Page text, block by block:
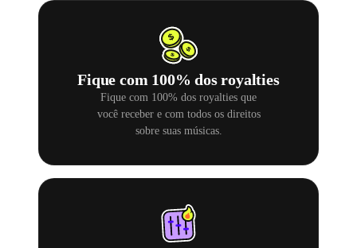
Fique com 100% dos royalties
Fique com 100% dos royalties que
você receber e com todos os direitos
sobre suas músicas.